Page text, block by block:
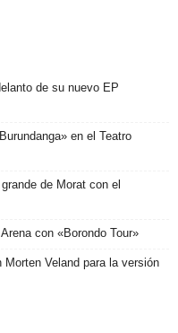
de su nuevo EP
en el Teatro
de Morat con el
con «Borondo Tour»
Veland para la versión